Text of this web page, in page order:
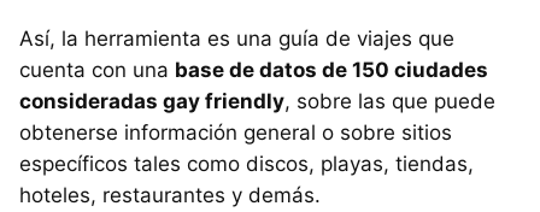
Así, la herramienta es una guía de viajes que
cuenta con una base de datos de 150 ciudades
consideradas gay friendly, sobre las que puede
obtenerse información general o sobre sitios
específicos tales como discos, playas, tiendas,
hoteles, restaurantes y demás.